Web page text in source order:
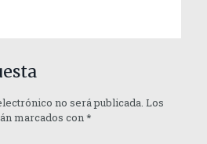
no será publicada. Los
marcados con*